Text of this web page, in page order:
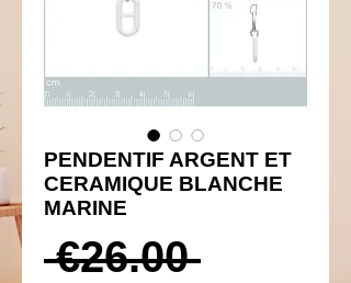
PENDENTIF ARGENT ET
CERAMIQUE BLANCHE
MARINE
€26.00 Prix